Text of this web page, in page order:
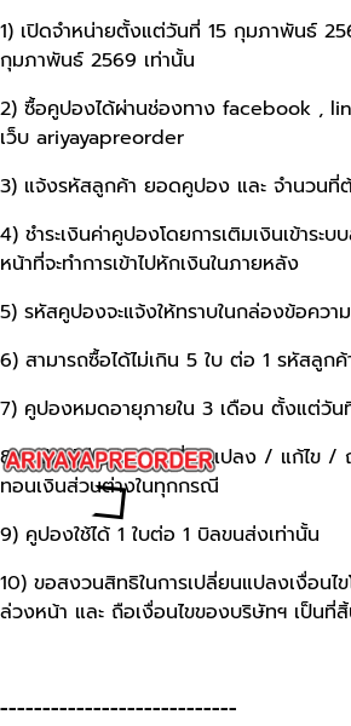
1) เปิดจำหน่ายตั้งแต่วันที่ 15 กุมภาพันธ์
กุมภาพันธ์ 2569 เท่านั้น
2) ซื้อคูปองได้ผ่านช่องทาง facebook ,
เว็บ ariyayapreorder
3) แจ้งรหัสลูกค้า ยอดคูปอง และ จำนวนที่
4) ชำระเงินค่าคูปองโดยการเติมเงินเข้าระ
หน้าที่จะทำการเข้าไปหักเงินในภายหลัง
5) รหัสคูปองจะแจ้งให้ทราบในกล่องข้อควา
6) สามารถซื้อได้ไม่เกิน 5 ใบ ต่อ 1 รหัสลูกค้
7) คูปองหมดอายุภายใน 3 เดือน ตั้งแต่วั
8) คูปองไม่สามารถเปลี่ยนแปลง / แก้ไข
ทอนเงินส่วนต่างในทุกกรณี
9) คูปองใช้ได้ 1 ใบต่อ 1 บิลขนส่งเท่านั้น
10) ขอสงวนสิทธิในการเปลี่ยนแปลงเงื่อนไ
ล่วงหน้า และ ถือเงื่อนไขของบริษัทฯ เป็นที่
----------------------------